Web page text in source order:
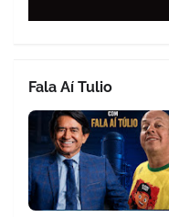
Fala Aí Tulio